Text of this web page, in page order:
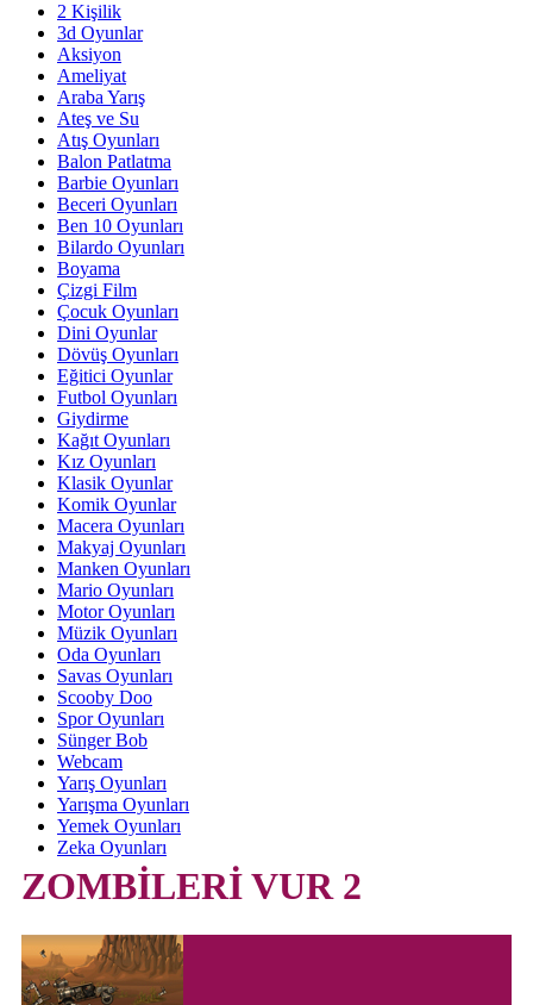
2 Kişilik
3d Oyunlar
Aksiyon
Ameliyat
Araba Yarış
Ateş ve Su
Atış Oyunları
Balon Patlatma
Barbie Oyunları
Beceri Oyunları
Ben 10 Oyunları
Bilardo Oyunları
Boyama
Çizgi Film
Çocuk Oyunları
Dini Oyunlar
Dövüş Oyunları
Eğitici Oyunlar
Futbol Oyunları
Giydirme
Kağıt Oyunları
Kız Oyunları
Klasik Oyunlar
Komik Oyunlar
Macera Oyunları
Makyaj Oyunları
Manken Oyunları
Mario Oyunları
Motor Oyunları
Müzik Oyunları
Oda Oyunları
Savas Oyunları
Scooby Doo
Spor Oyunları
Sünger Bob
Webcam
Yarış Oyunları
Yarışma Oyunları
Yemek Oyunları
Zeka Oyunları
ZOMBİLERİ VUR 2